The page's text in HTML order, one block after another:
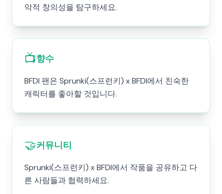
악적 창의성을 탐구하세요.
📺향수
BFDI 팬은 Sprunki(스프런키) x BFDI에서 친숙한
캐릭터를 좋아할 것입니다.
🤝커뮤니티
Sprunki(스프런키) x BFDI에서 작품을 공유하고 다
른 사람들과 협력하세요.